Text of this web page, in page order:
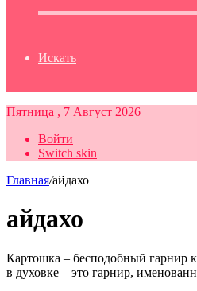
Искать
Пятница , 7 Август 2026
Войти
Switch skin
Главная/айдахо
айдахо
Картошка – бесподобный гарнир
в духовке – это гарнир,